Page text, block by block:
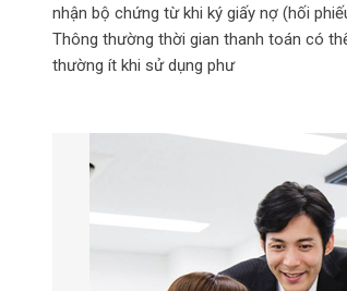
nhận bộ chứng từ khi ký giấy nợ (hối
Thông thường thời gian thanh toán có
thường ít khi sử dụng phư